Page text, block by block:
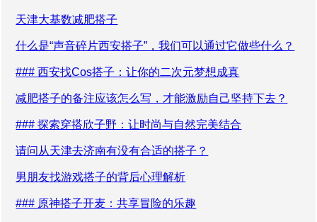
天津大基数减肥搭子
什么是“声音碎片西安搭子”，我们可以通过它做些什么？
### 西安找Cos搭子：让你的二次元梦想成真
减肥搭子的备注应该怎么写，才能激励自己坚持下去？
### 探索穿搭欣子野：让时尚与自然完美结合
请问从天津去济南有没有合适的搭子？
男朋友找游戏搭子的背后心理解析
### 原神搭子开麦：共享冒险的乐趣